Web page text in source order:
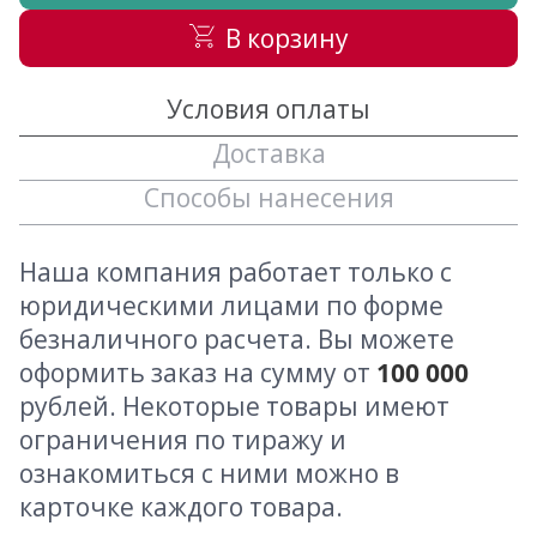
В корзину
Условия оплаты
Доставка
Способы нанесения
Наша компания работает только с
юридическими лицами по форме
безналичного расчета. Вы можете
оформить заказ на сумму от 100 000
рублей. Некоторые товары имеют
ограничения по тиражу и
ознакомиться с ними можно в
карточке каждого товара.